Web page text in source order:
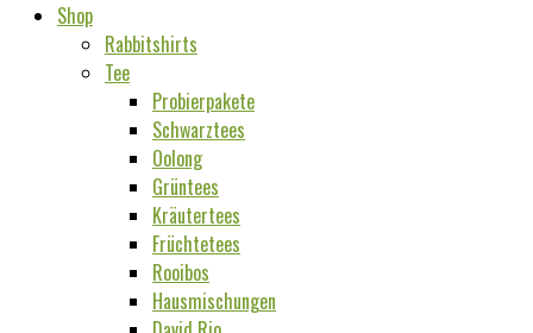
Shop
Rabbitshirts
Tee
Probierpakete
Schwarztees
Oolong
Grüntees
Kräutertees
Früchtetees
Rooibos
Hausmischungen